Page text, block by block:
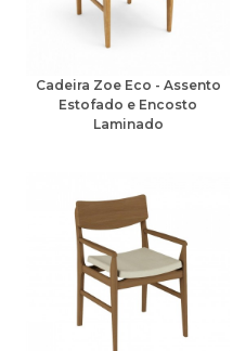
Cadeira Zoe Eco - Assento
Estofado e Encosto
Laminado